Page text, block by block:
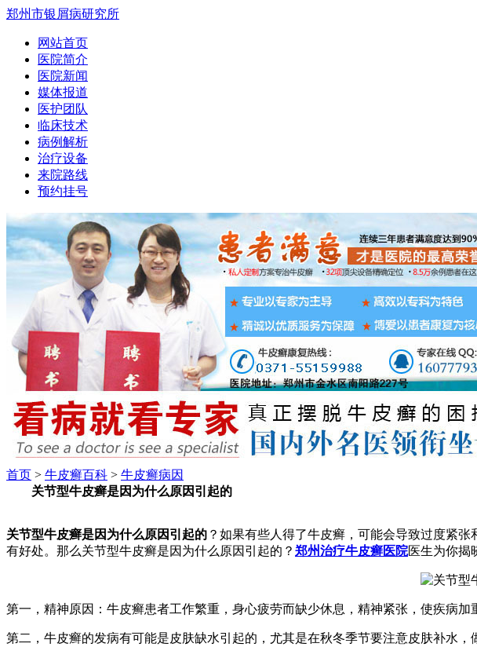
郑州市银屑病研究所
网站首页
医院简介
医院新闻
媒体报道
医护团队
临床技术
病例解析
治疗设备
来院路线
预约挂号
首页 > 牛皮癣百科 > 牛皮癣病因
关节型牛皮癣是因为什么原因引起的
关节型牛皮癣是因为什么原因引起的 ？如果有些人得了牛皮癣，可能会导致过度紧
有好处。那么关节型牛皮癣是因为什么原因引起的？ 郑州治疗牛皮癣医院医生为你揭
第一，精神原因：牛皮癣患者工作繁重，身心疲劳而缺少休息，精神紧张，使疾病
第二，牛皮癣的发病有可能是皮肤缺水引起的，尤其是在秋冬季节要注意皮肤补水